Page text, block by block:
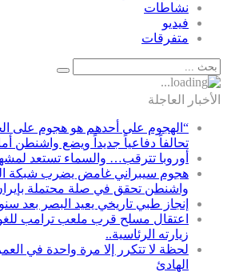
نشاطات
فيديو
متفرقات
الأخبار العاجلة
“الهجوم على أحدهم هو هجوم على
تحالفاً دفاعياً جديداً ويضع واشنطن
أوروبا تترقب… والسماء تستعد
هجوم سيبراني غامض يضرب شبكة
واشنطن تحقق في صلة محتملة
إنجاز طبي تاريخي يعيد البصر بعد
اعتقال مسلح قرب ملعب ترامب
زيارته الرئاسية..
لحظة لا تتكرر إلا مرة واحدة في
الهادئ